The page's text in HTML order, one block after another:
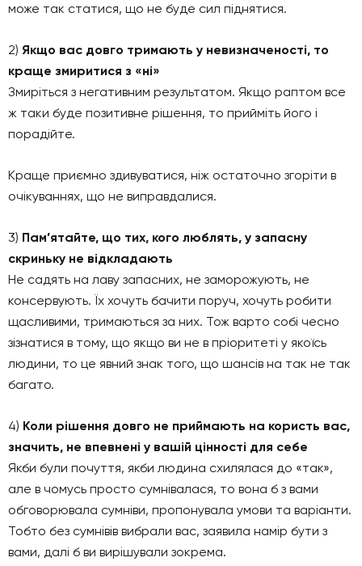
може так статися, що не буде сил піднятися.
2) Якщо вас довго тримають у невизначеності, то
краще змиритися з «ні»
Змиріться з негативним результатом. Якщо раптом все
ж таки буде позитивне рішення, то прийміть його і
порадійте.
Краще приємно здивуватися, ніж остаточно згоріти в
очікуваннях, що не виправдалися.
3) Пам’ятайте, що тих, кого люблять, у запасну
скриньку не відкладають
Не садять на лаву запасних, не заморожують, не
консервують. Їх хочуть бачити поруч, хочуть робити
щасливими, тримаються за них. Тож варто собі чесно
зізнатися в тому, що якщо ви не в пріоритеті у якоїсь
людини, то це явний знак того, що шансів на так не так
багато.
4) Коли рішення довго не приймають на користь вас,
значить, не впевнені у вашій цінності для себе
Якби були почуття, якби людина схилялася до «так»,
але в чомусь просто сумнівалася, то вона б з вами
обговорювала сумніви, пропонувала умови та варіанти.
Тобто без сумнівів вибрали вас, заявила намір бути з
вами, далі б ви вирішували зокрема.